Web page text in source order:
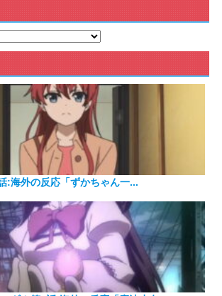
:海外の反応「ずかちゃん一...